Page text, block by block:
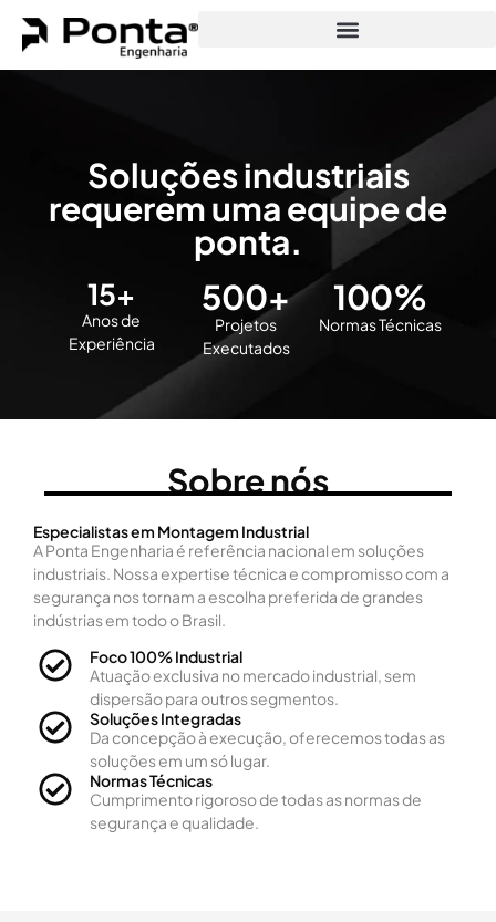
Soluções industriais
requerem uma equipe de
ponta.
15+
Anos de
Experiência
500+
Projetos
Executados
100%
Normas Técnicas
Sobre nós
Especialistas em Montagem Industrial
A Ponta Engenharia é referência nacional em soluções
industriais. Nossa expertise técnica e compromisso com a
segurança nos tornam a escolha preferida de grandes
indústrias em todo o Brasil.
Foco 100% Industrial
Atuação exclusiva no mercado industrial, sem
dispersão para outros segmentos.
Soluções Integradas
Da concepção à execução, oferecemos todas as
soluções em um só lugar.
Normas Técnicas
Cumprimento rigoroso de todas as normas de
segurança e qualidade.